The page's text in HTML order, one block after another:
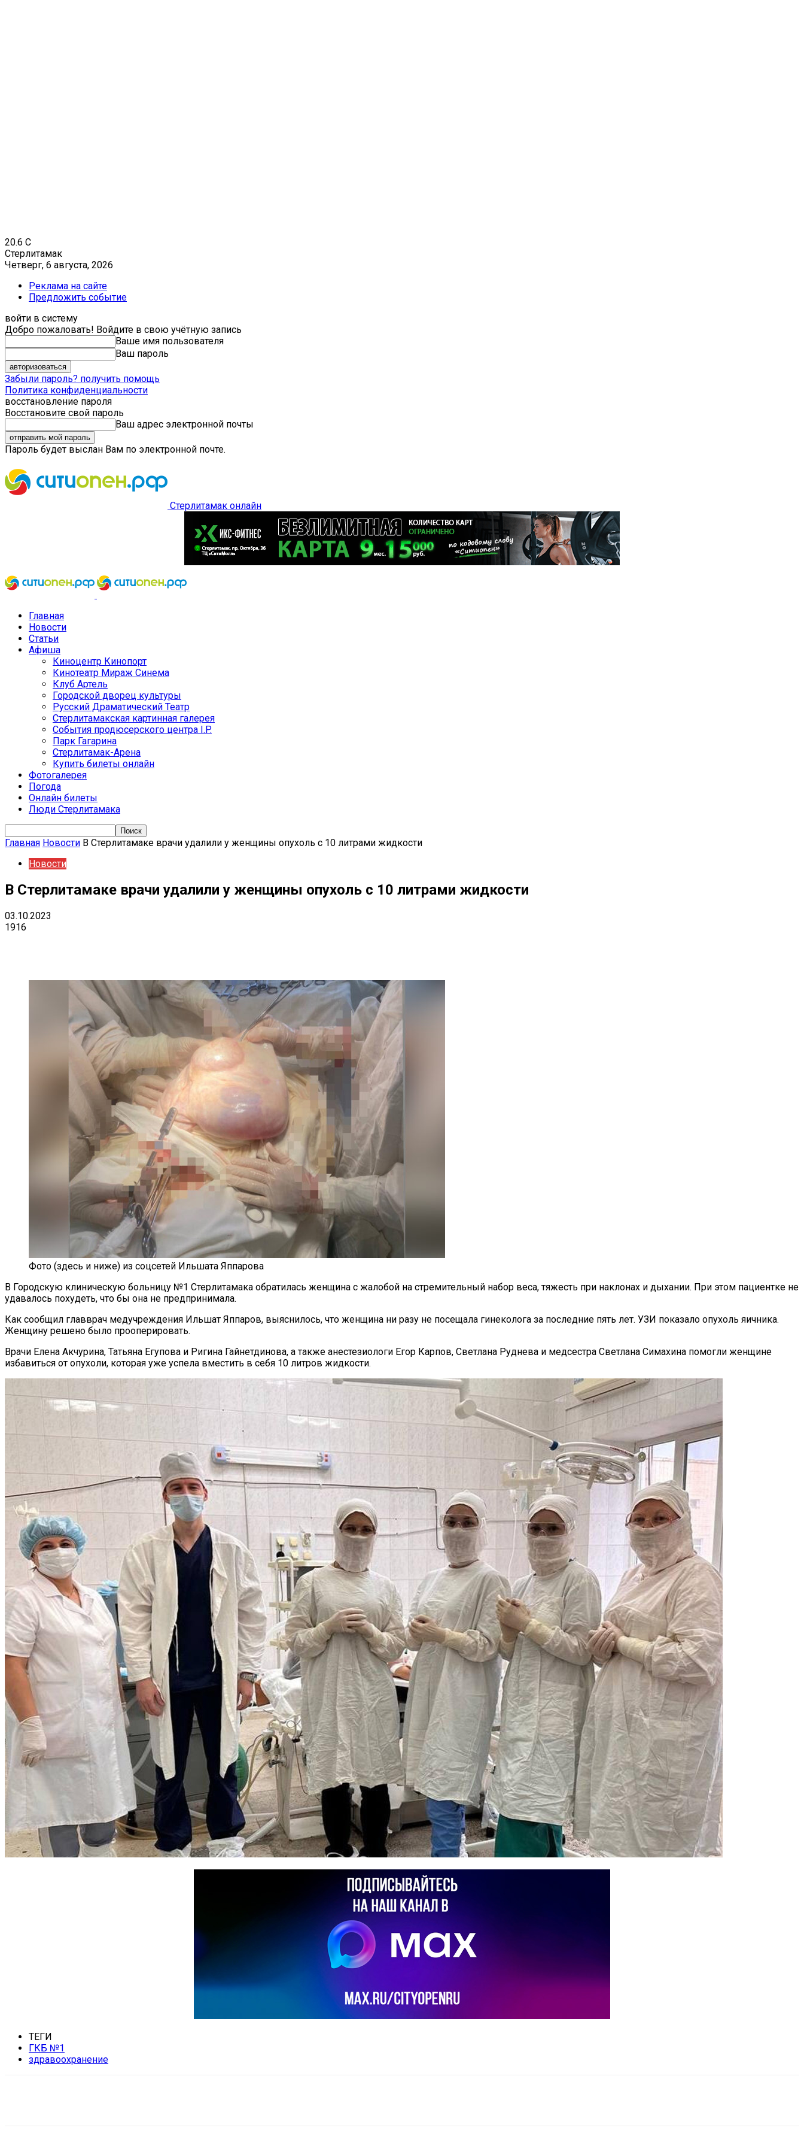
20.6 C
Стерлитамак
Четверг, 6 августа, 2026
Реклама на сайте
Предложить событие
войти в систему
Добро пожаловать! Войдите в свою учётную запись
Ваше имя пользователя
Ваш пароль
Забыли пароль? получить помощь
Политика конфиденциальности
восстановление пароля
Восстановите свой пароль
Ваш адрес электронной почты
Пароль будет выслан Вам по электронной почте.
Стерлитамак онлайн
Главная
Новости
Статьи
Афиша
Киноцентр Кинопорт
Кинотеатр Мираж Синема
Клуб Артель
Городской дворец культуры
Русский Драматический Театр
Стерлитамакская картинная галерея
События продюсерского центра I.P.
Парк Гагарина
Стерлитамак-Арена
Купить билеты онлайн
Фотогалерея
Погода
Онлайн билеты
Люди Стерлитамака
Главная Новости В Стерлитамаке врачи удалили у женщины опухоль с 10 литрами жидкости
Новости
В Стерлитамаке врачи удалили у женщины опухоль с 10 литрами жидкости
03.10.2023
1916
Фото (здесь и ниже) из соцсетей Ильшата Яппарова
В Городскую клиническую больницу №1 Стерлитамака обратилась женщина с жалобой на стремительный набор веса, тяжесть при наклонах и дыхании. При этом пациентке не
удавалось похудеть, что бы она не предпринимала.
Как сообщил главврач медучреждения Ильшат Яппаров, выяснилось, что женщина ни разу не посещала гинеколога за последние пять лет. УЗИ показало опухоль яичника.
Женщину решено было прооперировать.
Врачи Елена Акчурина, Татьяна Егупова и Ригина Гайнетдинова, а также анестезиологи Егор Карпов, Светлана Руднева и медсестра Светлана Симахина помогли женщине
избавиться от опухоли, которая уже успела вместить в себя 10 литров жидкости.
ТЕГИ
ГКБ №1
здравоохранение